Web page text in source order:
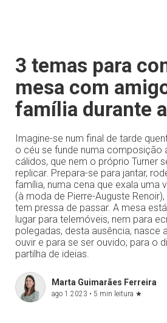
3 temas para
mesa com
família durante
Imagine-se num final de tarde
o céu se funde numa composição
cálidos, que nem o próprio Turner
replicar. Prepara-se para jantar,
família, numa cena que exala uma
(à moda de Pierre-Auguste
tem pressa de passar. A mesa
lugar para telemóveis, nem para
polegadas, desta ausência, nasce
ouvir e para se ser ouvido; para o
partilha de ideias.
Marta Guimarães Ferreira
ago 1 2023 • 5 min leitura ★